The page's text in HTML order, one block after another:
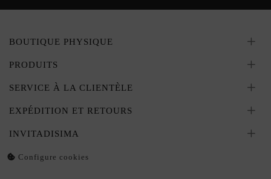
BOUTIQUE PHYSIQUE
PRODUITS
SERVICE À LA CLIENTÈLE
EXPÉDITION ET RETOURS
INVITADISIMA
Configure cookies